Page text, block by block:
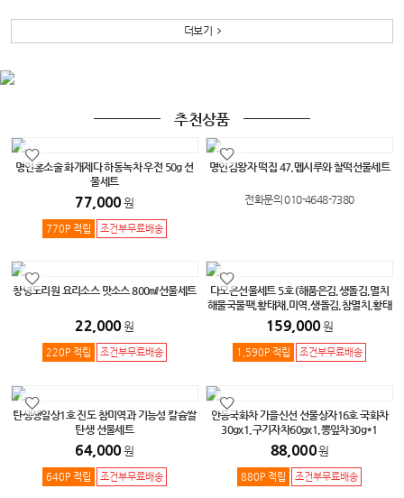
더보기
추천상품
명인홍소술 화개제다 하동녹차 우전 50g 선
물세트
77,000원
770P 적립 조건부무료배송
명인김왕자 떡집 47.멥시루와 찰떡선물세트
전화문의 010-4648-7380
창녕도리원 요리소스 맛소스 800㎖선물세트
22,000원
220P 적립 조건부무료배송
다모은선물세트 5호 (해품은김,생돌김,멸치
해물국물팩,황태채,미역,생돌김,참멸치,황태
가루)
159,000원
1,590P 적립 조건부무료배송
탄생생일상1호 진도 참미역과 기능성 칼슘쌀
탄생 선물세트
64,000원
640P 적립 조건부무료배송
안동국화차 가을신선 선물상자16호 국화차
30gx1,구기자차60gx1,뽕잎차30g*1
88,000원
880P 적립 조건부무료배송